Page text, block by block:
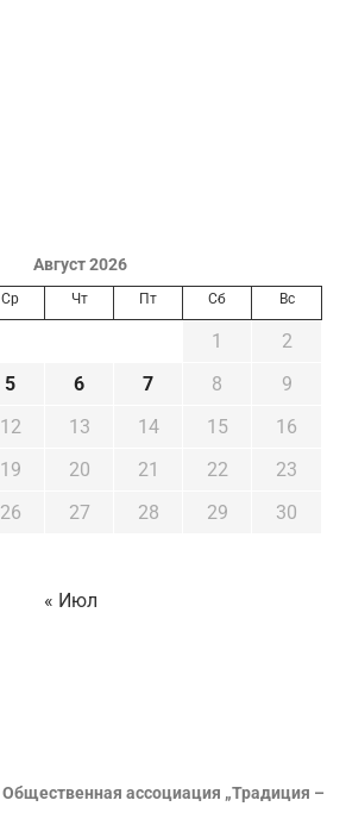
Август 2026
Ср Чт Пт Сб Вс
1
2
5 6 7 8
9
12 13 14 15
16
19 20 21 22
23
26 27 28 29
30
« Июл
Общественная ассоциация „Традиция –